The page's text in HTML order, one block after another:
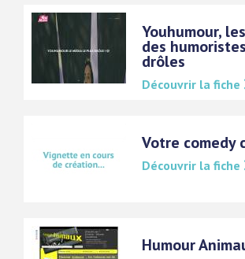
Youhumour,
des
drôles
Découvrir la fiche
Votre comedy
Découvrir la fiche
Humour